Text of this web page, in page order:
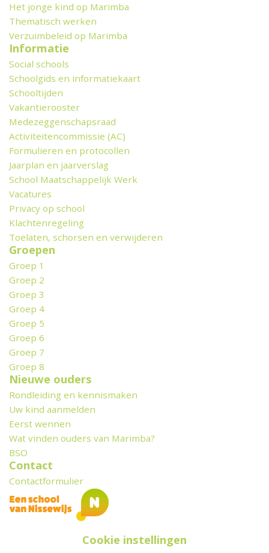
Het jonge kind op Marimba
Thematisch werken
Verzuimbeleid op Marimba
Informatie
Social schools
Schoolgids en informatiekaart
Schooltijden
Vakantierooster
Medezeggenschapsraad
Activiteitencommissie (AC)
Formulieren en protocollen
Jaarplan en jaarverslag
School Maatschappelijk Werk
Vacatures
Privacy op school
Klachtenregeling
Toelaten, schorsen en verwijderen
Groepen
Groep 1
Groep 2
Groep 3
Groep 4
Groep 5
Groep 6
Groep 7
Groep 8
Nieuwe ouders
Rondleiding en kennismaken
Uw kind aanmelden
Eerst wennen
Wat vinden ouders van Marimba?
BSO
Contact
Contactformulier
Cookie instellingen